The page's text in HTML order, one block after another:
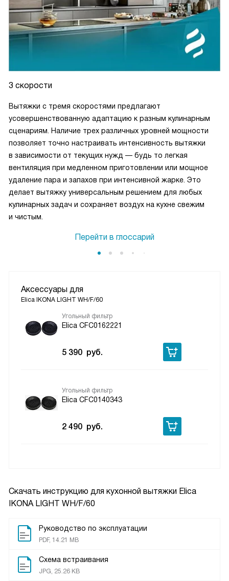
Скачать инструкцию для кухонной вытяжки Elica
IKONA LIGHT WH/F/60
Руководство по эксплуатации
PDF, 14.21 MB
Схема встраивания
JPG, 25.26 KB
3 скорости
Вытяжки с тремя скоростями предлагают
усовершенствованную адаптацию к разным кулинарным
сценариям. Наличие трех различных уровней мощности
позволяет точно настраивать интенсивность вытяжки
в зависимости от текущих нужд — будь то легкая
вентиляция при медленном приготовлении или мощное
удаление пара и запахов при интенсивной жарке. Это
делает вытяжку универсальным решением для любых
кулинарных задач и сохраняет воздух на кухне свежим
и чистым.
Перейти в глоссарий
Аксессуары для
Elica IKONA LIGHT WH/F/60
Угольный фильтр
Elica CFC0162221
5 390 руб.
Угольный фильтр
Elica CFC0140343
2 490 руб.